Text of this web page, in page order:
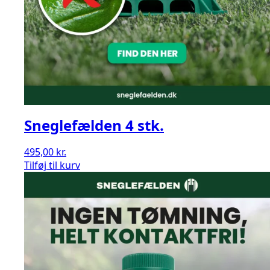
Sneglefælden 4 stk.
495,00 kr.
Sneglefælden
Tilføj til kurv